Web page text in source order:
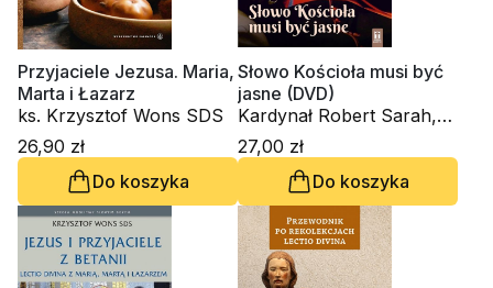
Przyjaciele Jezusa. Maria,
Marta i Łazarz
ks. Krzysztof Wons SDS
26,90 zł
Do koszyka
Słowo Kościoła musi być
jasne (DVD)
Kardynał Robert Sarah,
ks. Krzysztof Wons SDS
27,00 zł
Do koszyka